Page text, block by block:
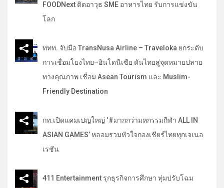
FOODNext ติดอาวุธ SME อาหารไทย รับการแข่งขัน
โลก
ททท. จับมือ TransNusa Airline – Traveloka ยกระดับ
การเชื่อมโยงไทย–อินโดนีเซีย ดันไทยสู่จุดหมายปลาย
ทางคุณภาพ เชื่อม Asean Tourism และ Muslim-
Friendly Destination
กท.เปิดแคมเปญใหญ่ ‘#มากกว่ามหกรรมกีฬา ALL IN
ASIAN GAMES’ หลอมรวมหัวใจกองเชียร์ไทยทุกเจเนอ
เรชัน
411 Entertainment รุกธุรกิจการศึกษา ทุ่มปรับโฉม